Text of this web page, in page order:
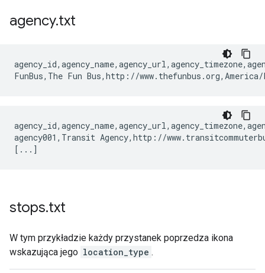
agency.txt
agency001,Transit Agency,http://
stops.txt
W tym przykładzie każdy przystanek poprzedza ikona
wskazująca jego location_type .